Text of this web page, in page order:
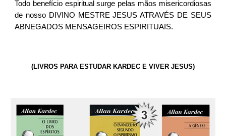
Todo benefício espiritual surge pelas mãos misericordiosas
de nosso DIVINO MESTRE JESUS ATRAVÉS DE SEUS
ABNEGADOS MENSAGEIROS ESPIRITUAIS.
(LIVROS PARA ESTUDAR KARDEC E VIVER JESUS)